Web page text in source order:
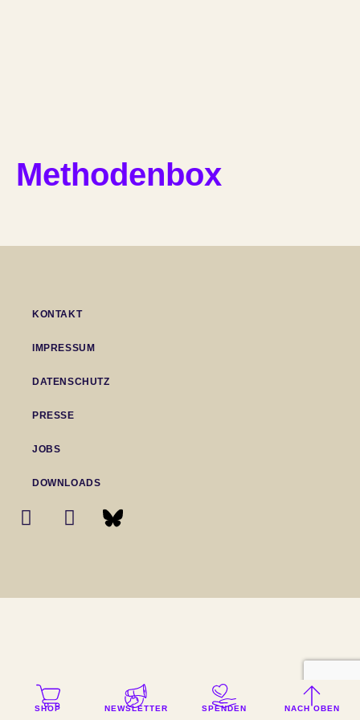
SHOP NEWSLETTER SPENDEN NACH OBEN
Methodenbox
KONTAKT
IMPRESSUM
DATENSCHUTZ
PRESSE
JOBS
DOWNLOADS